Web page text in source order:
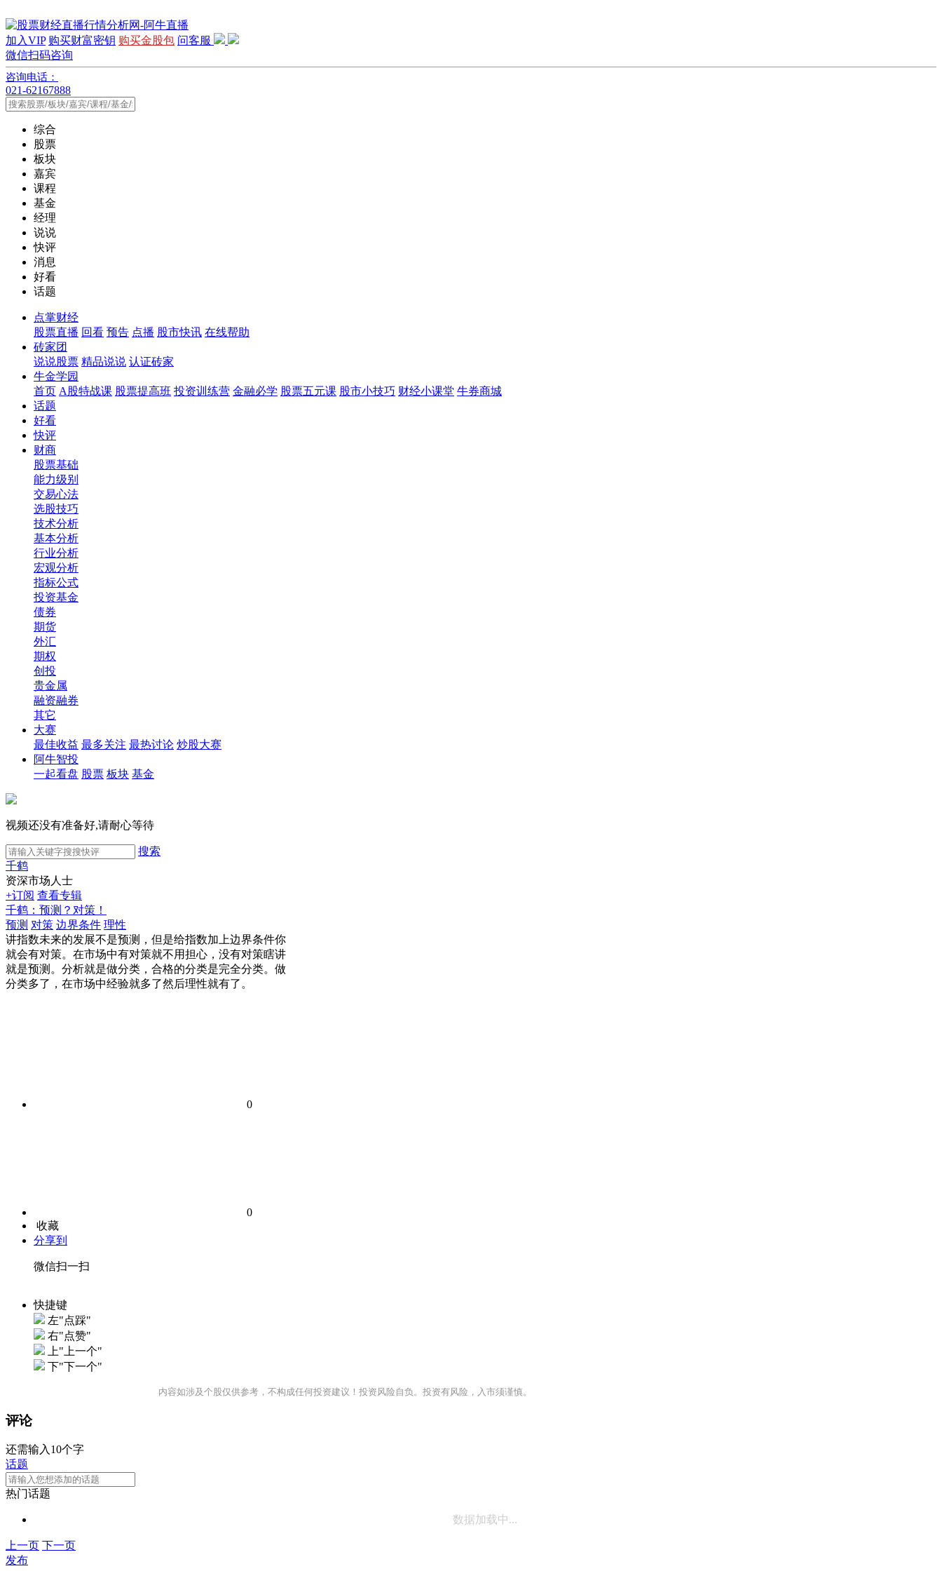
加入VIP 购买财富密钥 购买金股包 问客服
微信扫码咨询
咨询电话：
021-62167888
综合
股票
板块
嘉宾
课程
基金
经理
说说
快评
消息
好看
话题
点掌财经
股票直播 回看 预告 点播 股市快讯 在线帮助
砖家团
说说股票 精品说说 认证砖家
牛金学园
首页 A股特战课 股票提高班 投资训练营 金融必学 股票五元课 股市小技巧 财经小课堂 牛券商城
话题
好看
快评
财商
股票基础
能力级别
交易心法
选股技巧
技术分析
基本分析
行业分析
宏观分析
指标公式
投资基金
债券
期货
外汇
期权
创投
贵金属
融资融券
其它
大赛
最佳收益 最多关注 最热讨论 炒股大赛
阿牛智投
一起看盘 股票 板块 基金
视频还没有准备好,请耐心等待
搜索
千鹤
资深市场人士
+订阅 查看专辑
千鹤：预测？对策！
预测 对策 边界条件 理性
讲指数未来的发展不是预测，但是给指数加上边界条件你
就会有对策。在市场中有对策就不用担心，没有对策瞎讲
就是预测。分析就是做分类，合格的分类是完全分类。做
分类多了，在市场中经验就多了然后理性就有了。
0
0
收藏
分享到
微信扫一扫
快捷键
左"点踩"
右"点赞"
上"上一个"
下"下一个"
内容如涉及个股仅供参考，不构成任何投资建议！投资风险自负。投资有风险，入市须谨慎。
评论
还需输入10个字
话题
热门话题
数据加载中...
上一页 下一页
发布